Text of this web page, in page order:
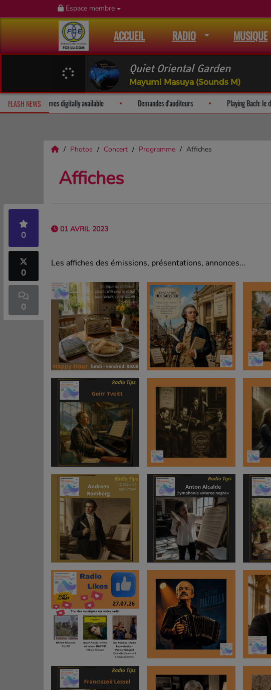
Espace membre
ACCUEIL RADIO MUSIQUE
Quiet Oriental Garden
Mayumi Masuya (Sounds M)
FLASH NEWS
The Art of Music: All 12 volumes digitally available Demandes d'auditeurs
Photos Concert Programme Affiches
Affiches
0
0
0
01 AVRIL 2023
Les affiches des émissions, présentations, annonces...